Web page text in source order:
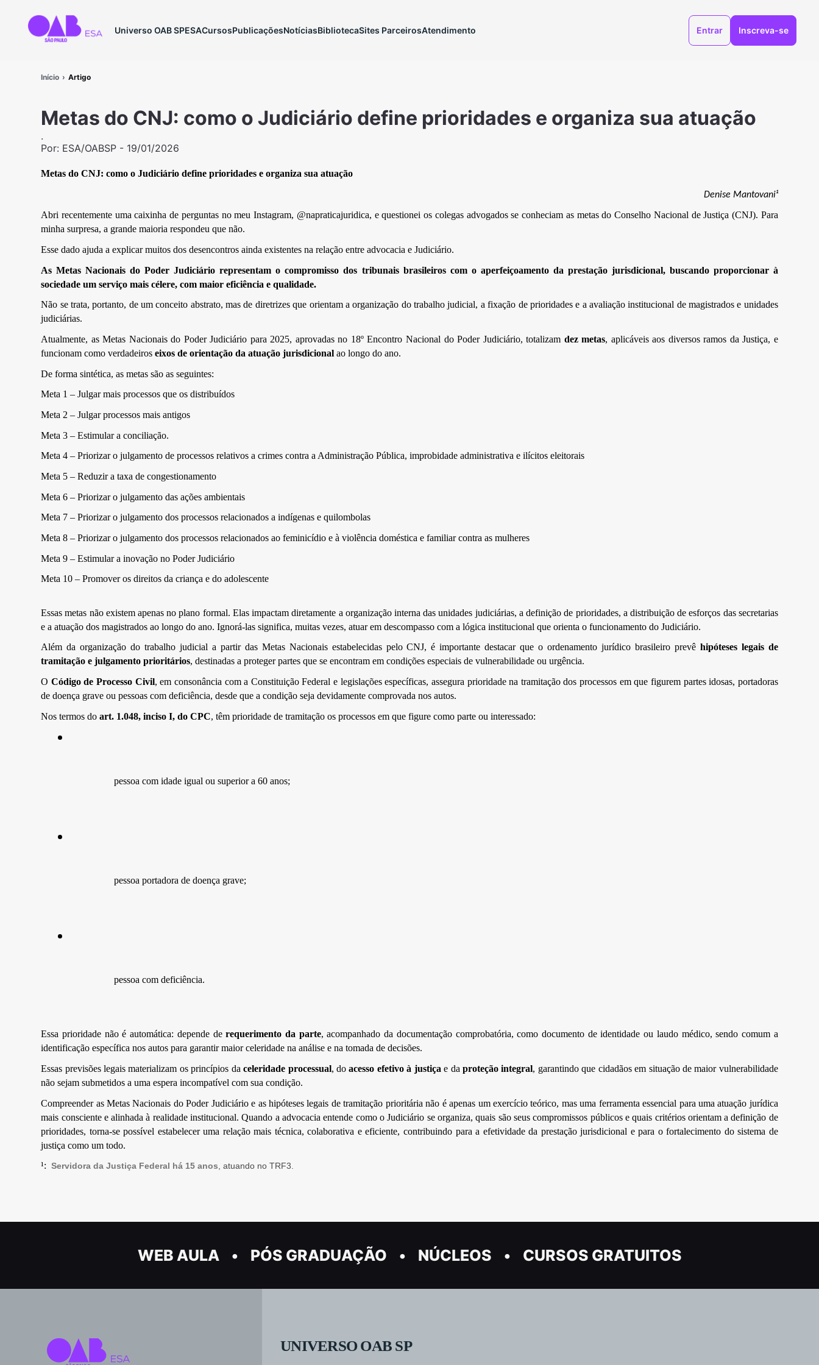
Universo OAB SPESACursosPublicaçõesNotíciasBibliotecaSites ParceirosAtendimento Entrar Inscreva-se
Início Artigo
Metas do CNJ: como o Judiciário define prioridades e organiza sua atuação
.
Por: ESA/OABSP - 19/01/2026
Metas do CNJ: como o Judiciário define prioridades e organiza sua atuação
Denise Mantovani¹
Abri recentemente uma caixinha de perguntas no meu Instagram, @napraticajuridica, e questionei os colegas advogados se conheciam as metas do Conselho Nacional de Justiça (CNJ). Para
minha surpresa, a grande maioria respondeu que não.
Esse dado ajuda a explicar muitos dos desencontros ainda existentes na relação entre advocacia e Judiciário.
As Metas Nacionais do Poder Judiciário representam o compromisso dos tribunais brasileiros com o aperfeiçoamento da prestação jurisdicional, buscando proporcionar à
sociedade um serviço mais célere, com maior eficiência e qualidade.
Não se trata, portanto, de um conceito abstrato, mas de diretrizes que orientam a organização do trabalho judicial, a fixação de prioridades e a avaliação institucional de magistrados e unidades
judiciárias.
Atualmente, as Metas Nacionais do Poder Judiciário para 2025, aprovadas no 18º Encontro Nacional do Poder Judiciário, totalizam dez metas, aplicáveis aos diversos ramos da Justiça, e
funcionam como verdadeiroseixos de orientação da atuação jurisdicional ao longo do ano.
De forma sintética, as metas são as seguintes:
Meta 1 – Julgar mais processos que os distribuídos
Meta 2 – Julgar processos mais antigos
Meta 3 – Estimular a conciliação.
Meta 4 – Priorizar o julgamento de processos relativos a crimes contra a Administração Pública, improbidade administrativa e ilícitos eleitorais
Meta 5 – Reduzir a taxa de congestionamento
Meta 6 – Priorizar o julgamento das ações ambientais
Meta 7 – Priorizar o julgamento dos processos relacionados a indígenas e quilombolas
Meta 8 – Priorizar o julgamento dos processos relacionados ao feminicídio e à violência doméstica e familiar contra as mulheres
Meta 9 – Estimular a inovação no Poder Judiciário
Meta 10 – Promover os direitos da criança e do adolescente
Essas metas não existem apenas no plano formal. Elas impactam diretamente a organização interna das unidades judiciárias, a definição de prioridades, a distribuição de esforços das secretarias
e a atuação dos magistrados ao longo do ano. Ignorá-las significa, muitas vezes, atuar em descompasso com a lógica institucional que orienta o funcionamento do Judiciário.
Além da organização do trabalho judicial a partir das Metas Nacionais estabelecidas pelo CNJ, é importante destacar que o ordenamento jurídico brasileiro prevê hipóteses legais de
tramitação e julgamento prioritários, destinadas a proteger partes que se encontram em condições especiais de vulnerabilidade ou urgência.
O Código de Processo Civil, em consonância com a Constituição Federal e legislações específicas, assegura prioridade na tramitação dos processos em que figurem partes idosas, portadoras
de doença grave ou pessoas com deficiência, desde que a condição seja devidamente comprovada nos autos.
Nos termos doart. 1.048, inciso I, do CPC, têm prioridade de tramitação os processos em que figure como parte ou interessado:
pessoa com idade igual ou superior a 60 anos;
pessoa portadora de doença grave;
pessoa com deficiência.
Essa prioridade não é automática: depende derequerimento da parte, acompanhado da documentação comprobatória, como documento de identidade ou laudo médico, sendo comum a
identificação específica nos autos para garantir maior celeridade na análise e na tomada de decisões.
Essas previsões legais materializam os princípios daceleridade processual, doacesso efetivo à justiça e daproteção integral, garantindo que cidadãos em situação de maior vulnerabilidade
não sejam submetidos a uma espera incompatível com sua condição.
Compreender as Metas Nacionais do Poder Judiciário e as hipóteses legais de tramitação prioritária não é apenas um exercício teórico, mas uma ferramenta essencial para uma atuação jurídica
mais consciente e alinhada à realidade institucional. Quando a advocacia entende como o Judiciário se organiza, quais são seus compromissos públicos e quais critérios orientam a definição de
prioridades, torna-se possível estabelecer uma relação mais técnica, colaborativa e eficiente, contribuindo para a efetividade da prestação jurisdicional e para o fortalecimento do sistema de
justiça como um todo.
¹: Servidora da Justiça Federal há 15 anos, atuando no TRF3.
WEB AULA PÓS GRADUAÇÃO NÚCLEOS CURSOS GRATUITOS
UNIVERSO OAB SP